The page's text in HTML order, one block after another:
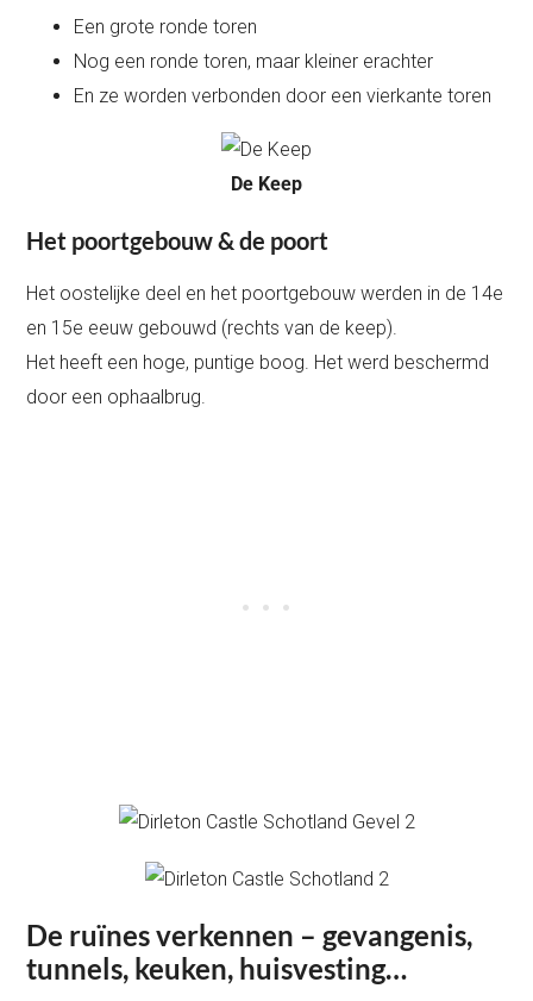
Een grote ronde toren
Nog een ronde toren, maar kleiner erachter
En ze worden verbonden door een vierkante toren
De Keep
Het poortgebouw & de poort
Het oostelijke deel en het poortgebouw werden in de 14e
en 15e eeuw gebouwd (rechts van de keep).
Het heeft een hoge, puntige boog. Het werd beschermd
door een ophaalbrug.
De ruïnes verkennen – gevangenis,
tunnels, keuken, huisvesting…